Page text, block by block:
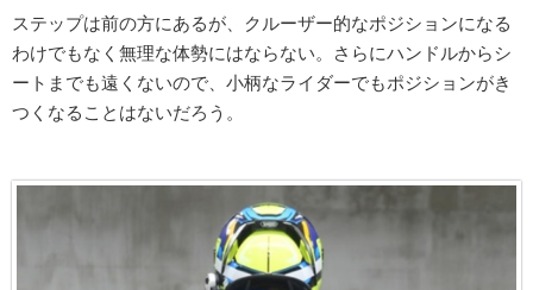
ステップは前の方にあるが、クルーザー的なポジションになる
わけでもなく無理な体勢にはならない。さらにハンドルからシ
ートまでも遠くないので、小柄なライダーでもポジションがき
つくなることはないだろう。